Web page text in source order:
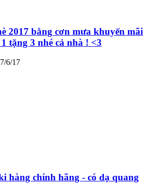
2017 bằng cơn mưa khuyến mãi
tặng 3 nhé cả nhà ! <3
6/17
hàng chính hãng - có dạ quang